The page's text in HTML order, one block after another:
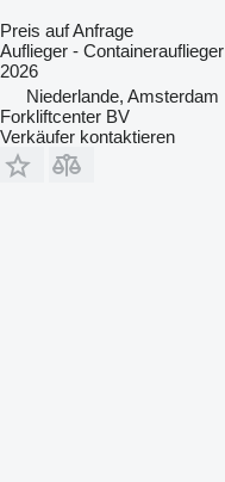
Preis auf Anfrage
Auflieger - Containerauflieger
2026
Niederlande, Amsterdam
Forkliftcenter BV
Verkäufer kontaktieren